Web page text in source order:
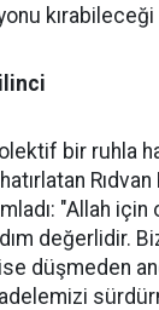
kırabileceği
bir ruhla
Rıdvan
"Allah için
değerlidir.
düşmeden